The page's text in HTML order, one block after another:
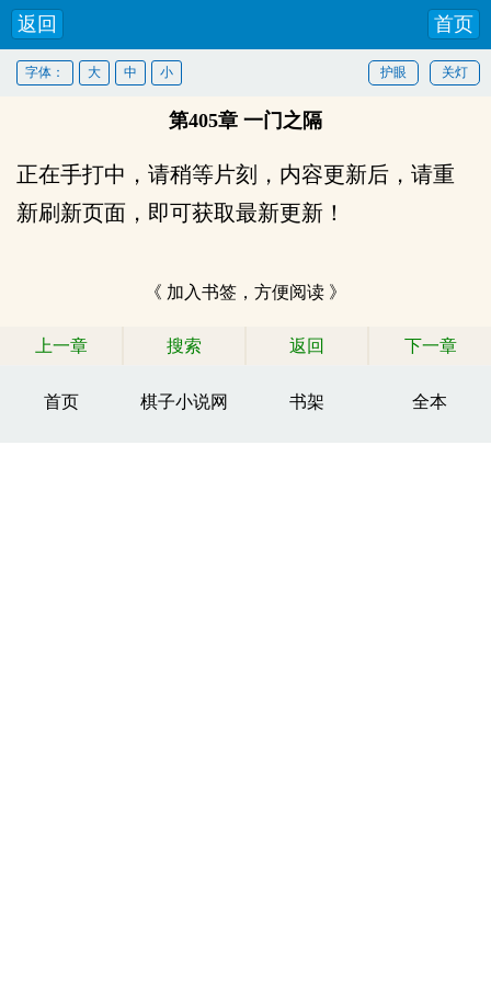
返回 首页
关灯
护眼
字体： 大 中 小
第405章 一门之隔
正在手打中，请稍等片刻，内容更新后，请重
新刷新页面，即可获取最新更新！
《 加入书签，方便阅读 》
上一章 搜索 返回 下一章
首页 棋子小说网 书架 全本